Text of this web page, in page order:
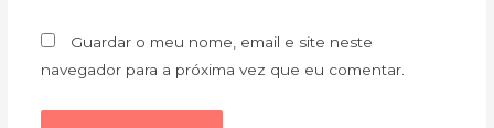
Guardar o meu nome, email e site neste
navegador para a próxima vez que eu comentar.